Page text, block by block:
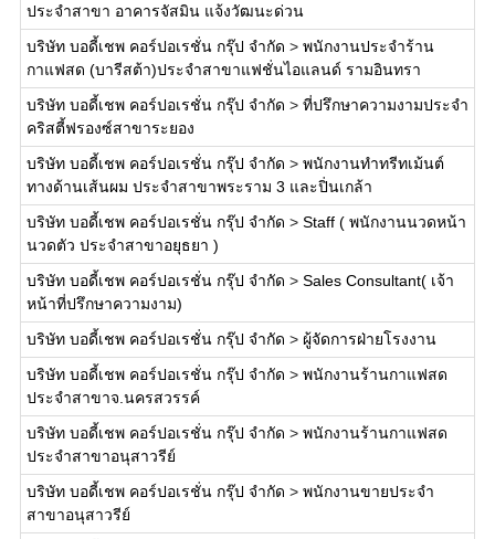
ประจำสาขา อาคารจัสมิน แจ้งวัฒนะด่วน
บริษัท บอดี้เชพ คอร์ปอเรชั่น กรุ๊ป จำกัด > พนักงานประจำร้าน
กาแฟสด (บารีสต้า)ประจำสาขาแฟชั่นไอแลนด์ รามอินทรา
บริษัท บอดี้เชพ คอร์ปอเรชั่น กรุ๊ป จำกัด > ที่ปรึกษาความงามประจำ
คริสตี้ฟรองซ์สาขาระยอง
บริษัท บอดี้เชพ คอร์ปอเรชั่น กรุ๊ป จำกัด > พนักงานทำทรีทเม้นต์
ทางด้านเส้นผม ประจำสาขาพระราม 3 และปิ่นเกล้า
บริษัท บอดี้เชพ คอร์ปอเรชั่น กรุ๊ป จำกัด > Staff ( พนักงานนวดหน้า
นวดตัว ประจำสาขาอยุธยา )
บริษัท บอดี้เชพ คอร์ปอเรชั่น กรุ๊ป จำกัด > Sales Consultant( เจ้า
หน้าที่ปรึกษาความงาม)
บริษัท บอดี้เชพ คอร์ปอเรชั่น กรุ๊ป จำกัด > ผู้จัดการฝ่ายโรงงาน
บริษัท บอดี้เชพ คอร์ปอเรชั่น กรุ๊ป จำกัด > พนักงานร้านกาแฟสด
ประจำสาขาจ.นครสวรรค์
บริษัท บอดี้เชพ คอร์ปอเรชั่น กรุ๊ป จำกัด > พนักงานร้านกาแฟสด
ประจำสาขาอนุสาวรีย์
บริษัท บอดี้เชพ คอร์ปอเรชั่น กรุ๊ป จำกัด > พนักงานขายประจำ
สาขาอนุสาวรีย์